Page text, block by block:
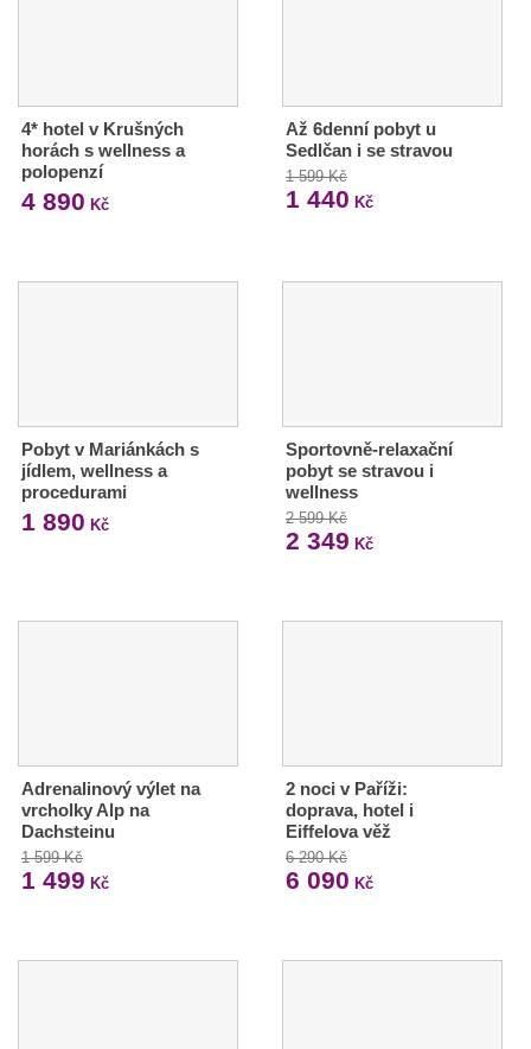
4* hotel v Krušných
horách s wellness a
polopenzí
4 890 Kč
Až 6denní pobyt u
Sedlčan i se stravou
1 599 Kč
1 440 Kč
Pobyt v Mariánkách s
jídlem, wellness a
procedurami
1 890 Kč
Sportovně-relaxační
pobyt se stravou i
wellness
2 599 Kč
2 349 Kč
Adrenalinový výlet na
vrcholky Alp na
Dachsteinu
1 599 Kč
1 499 Kč
2 noci v Paříži:
doprava, hotel i
Eiffelova věž
6 290 Kč
6 090 Kč